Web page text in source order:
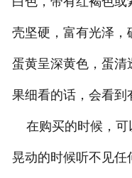
壳坚硬，富有光泽，
蛋黄呈深黄色，蛋清
果细看的话，会看到
在购买的时候，可
晃动的时候听不见任